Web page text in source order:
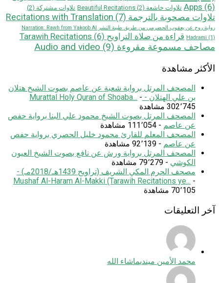
Apps (6) تلاوات خاشعة Beautiful Recitations (2) تلاوات مشتركة (2)
تلاوات مصحوبة بالترجمة Recitations with Translation (7)
رواية روح عن يعقوب الحضرمي من طريق طيبة النشر Narration: Rawh from Yakoob Al
Hadrami (1) قراءة من صلاة التراويح Tarawih Recitations (6)
مصاحف مسموعة مقروءة Audio and video (9)
الأكثر مشاهدة
المصحف المرتل برواية شعبة عن عاصم بصوت الشيخ هتلان
بن علي الهتلان - Murattal Holy Quran of Shoaba... -
302٬745 مشاهدة
المصحف المرتل بصوت الشيخ محمود علي البنا برواية حفص
عن عاصم - 111٬054 مشاهدة
المصحف المعلم للقارئ محمود خليل الحصري برواية حفص
عن عاصم - 92٬139 مشاهدة
المصحف المرتل برواية ورش عن نافع بصوت الشيخ العيون
الكوشي - 79٬279 مشاهدة
مصحف الحرم المكي الشريف (تراويح 1439هـ/2018مـ) -
Mushaf Al-Haram Al-Makki (Tarawih Recitations ye... -
70٬105 مشاهدة
آخر التعليقات
محمد الأمين مينديماشاء الله